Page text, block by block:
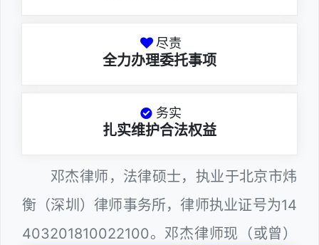
尽责
全力办理委托事项
务实
扎实维护合法权益
邓杰律师，法律硕士，执业于北京市炜
衡（深圳）律师事务所，律师执业证号为14
403201810022100。邓杰律师现（或曾）